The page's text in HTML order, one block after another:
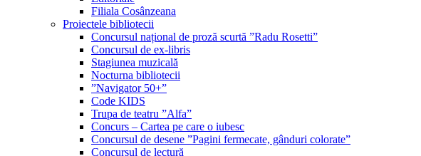
Filiala Cosânzeana
Proiectele bibliotecii
Concursul național de proză scurtă ”Radu Rosetti”
Concursul de ex-libris
Stagiunea muzicală
Nocturna bibliotecii
”Navigator 50+”
Code KIDS
Trupa de teatru ”Alfa”
Concurs – Cartea pe care o iubesc
Concursul de desene ”Pagini fermecate, gânduri colorate”
Concursul de lectură